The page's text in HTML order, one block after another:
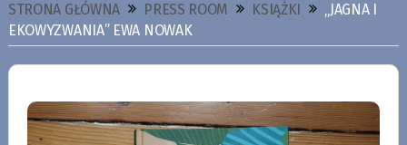
STRONA GŁÓWNA PRESS ROOM KSIĄŻKI
„JAGNA I
EKOWYZWANIA” EWA NOWAK